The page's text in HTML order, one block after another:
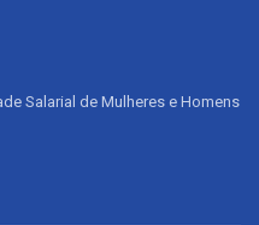
Salarial de Mulheres e Homens